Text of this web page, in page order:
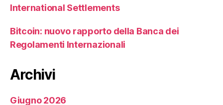
International Settlements
Bitcoin: nuovo rapporto della Banca dei
Regolamenti Internazionali
Archivi
Giugno 2026